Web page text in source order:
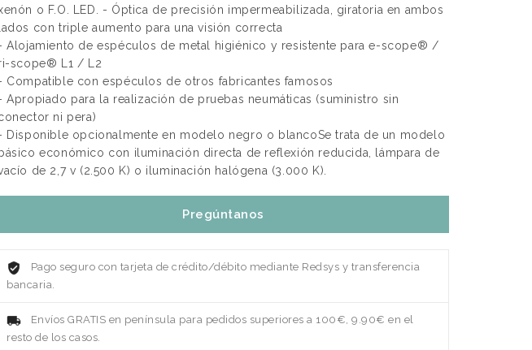
o F.O. LED. - Óptica de precisión impermeabilizada, giratoria en ambos
lados con triple aumento para una visión correcta
Alojamiento de espéculos de metal higiénico y resistente para e-scope® /
scope® L1 / L2
Compatible con espéculos de otros fabricantes famosos
Apropiado para la realización de pruebas neumáticas (suministro sin
ni pera)
Disponible opcionalmente en modelo negro o blancoSe trata de un modelo
básico económico con iluminación directa de reflexión reducida, lámpara de
de 2,7 v (2.500 K) o iluminación halógena (3.000 K).
Pregúntanos
Pago seguro con tarjeta de crédito/débito mediante Redsys y transferencia
bancaria.
Envíos GRATIS en península para pedidos superiores a 100€, 9.90€ en el
resto de los casos.